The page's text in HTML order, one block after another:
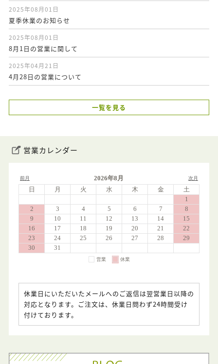
2025年08月01日
夏季休業のお知らせ
2025年08月01日
8月1日の営業に関して
2025年04月21日
4月28日の営業について
一覧を見る
営業カレンダー
休業日にいただいたメールへのご返信は翌営業日以降の
対応となります。ご注文は、休業日問わず24時間受け
付けております。